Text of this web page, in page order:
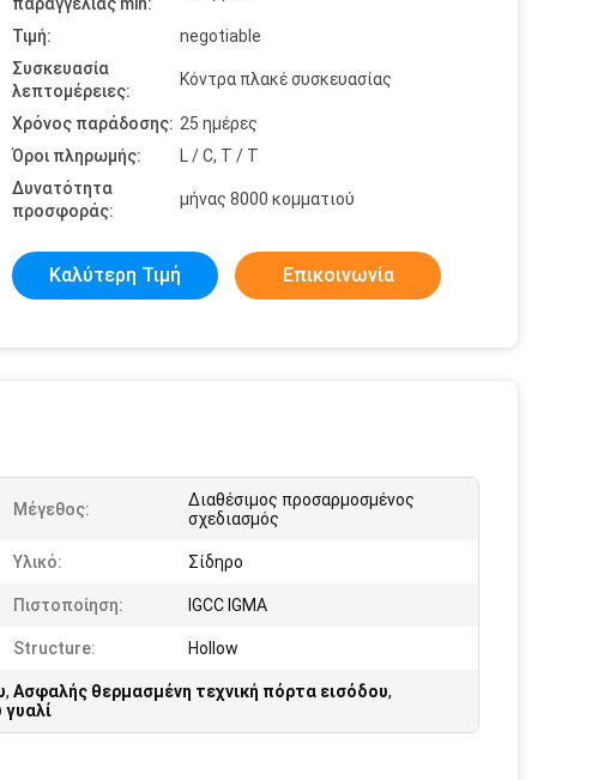
Τιμή:
negotiable
Συσκευασία
λεπτομέρειες:
Κόντρα πλακέ συσκευασίας
Χρόνος παράδοσης: 25 ημέρες
Όροι πληρωμής:
L / C, T / T
Δυνατότητα
προσφοράς:
μήνας 8000 κομματιού
Καλύτερη Τιμή Επικοινωνία
Μέγεθος:
Διαθέσιμος προσαρμοσμένος
σχεδιασμός
Υλικό: Σίδηρο
Πιστοποίηση: IGCC IGMA
Structure: Hollow
, Ασφαλής θερμασμένη τεχνική πόρτα εισόδου,